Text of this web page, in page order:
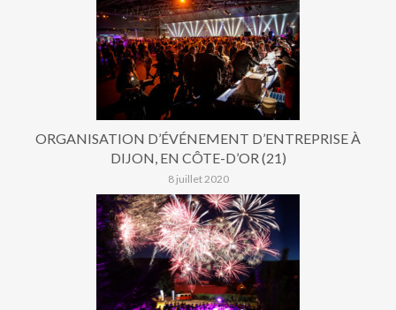
ORGANISATION D’ÉVÉNEMENT D’ENTREPRISE À
DIJON, EN CÔTE-D’OR (21)
8 juillet 2020